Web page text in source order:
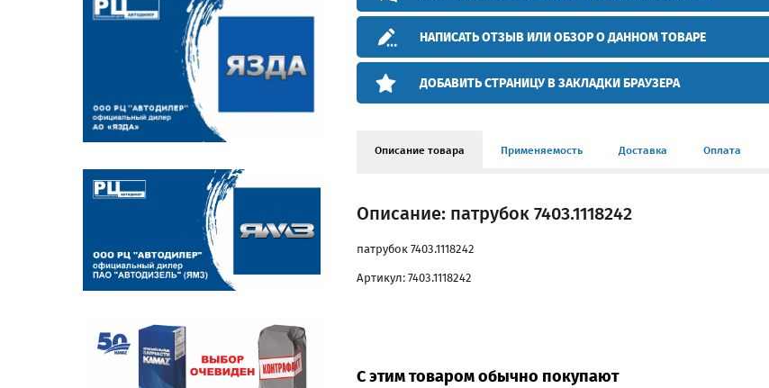
НАПИСАТЬ ОТЗЫВ ИЛИ ОБЗОР О ДАННОМ ТОВАРЕ
ДОБАВИТЬ СТРАНИЦУ В ЗАКЛАДКИ БРАУЗЕРА
Описание товара Применяемость Доставка Оплата
Описание: патрубок 7403.1118242
патрубок 7403.1118242
Артикул: 7403.1118242
С этим товаром обычно покупают